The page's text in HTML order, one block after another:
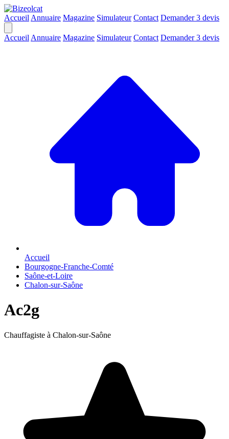
Accueil Annuaire Magazine Simulateur Contact Demander 3 devis
Accueil Annuaire Magazine Simulateur Contact Demander 3 devis
Accueil
Bourgogne-Franche-Comté
Saône-et-Loire
Chalon-sur-Saône
Ac2g
Chauffagiste à Chalon-sur-Saône